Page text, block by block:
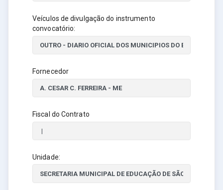
Veículos de divulgação do instrumento
convocatório:
Fornecedor
Fiscal do Contrato
Unidade: